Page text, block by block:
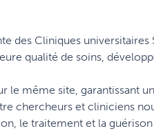
des Cliniques
qualité de soins,
le même site, garantissant
chercheurs et cliniciens
le traitement et la